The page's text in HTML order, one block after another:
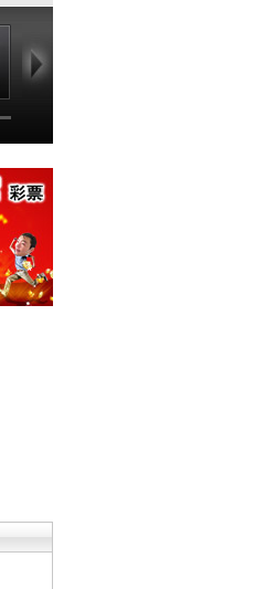
20140914 传奇淹
城 梦回春秋 第二
集 战争与和平